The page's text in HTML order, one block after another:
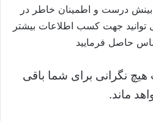
بینش درست و اطمینان خاطر در
توانید جهت کسب اطلاعات بیشتر
نگرانی برای شما باقی
ماند.